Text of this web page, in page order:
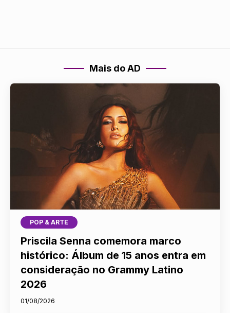
Mais do AD
POP & ARTE
Priscila Senna comemora marco
histórico: Álbum de 15 anos entra em
consideração no Grammy Latino
2026
01/08/2026